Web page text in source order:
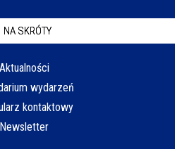
NA SKRÓTY
Aktualności
wydarzeń
kontaktowy
Newsletter